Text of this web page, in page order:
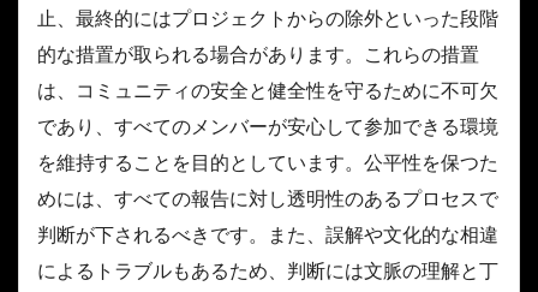
止、最終的にはプロジェクトからの除外といった段階
的な措置が取られる場合があります。これらの措置
は、コミュニティの安全と健全性を守るために不可欠
であり、すべてのメンバーが安心して参加できる環境
を維持することを目的としています。公平性を保つた
めには、すべての報告に対し透明性のあるプロセスで
判断が下されるべきです。また、誤解や文化的な相違
によるトラブルもあるため、判断には文脈の理解と丁